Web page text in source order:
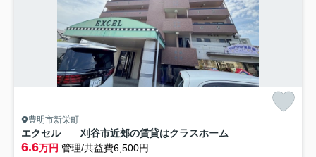
豊明市新栄町
エクセル 刈谷市近郊の賃貸はクラスホーム
6.6万円 管理/共益費6,500円